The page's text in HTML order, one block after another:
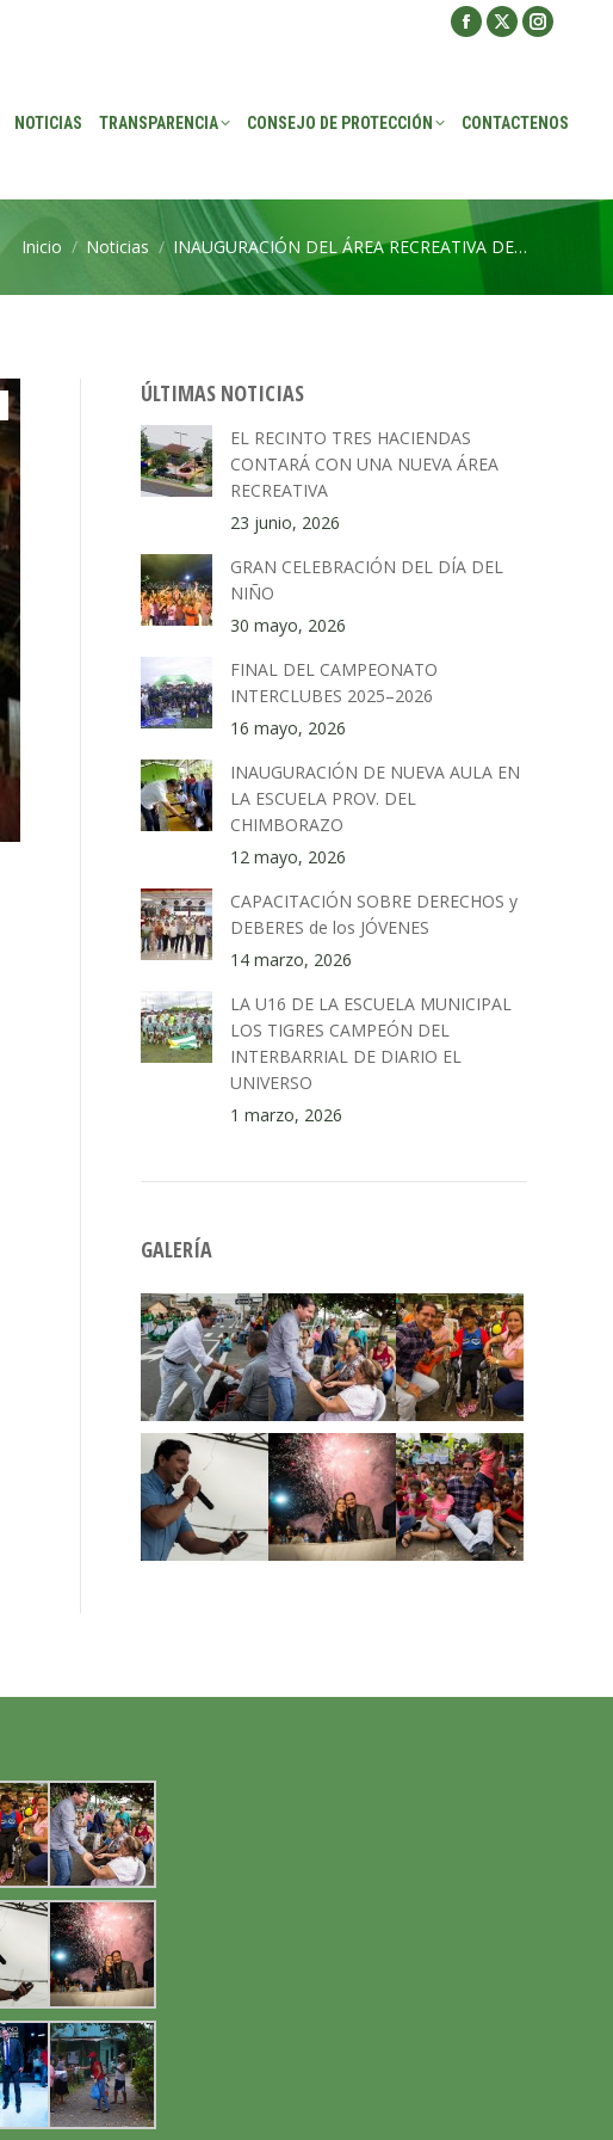
Facebook
in
X
in
in
NOTICIAS TRANSPARENCIA CONSEJO DE PROTECCIÓN CONTACTENOS
Estás aquí:
Inicio Noticias INAUGURACIÓN DEL ÁREA RECREATIVA DE…
ÚLTIMAS NOTICIAS
EL RECINTO TRES HACIENDAS
CONTARÁ CON UNA NUEVA ÁREA
RECREATIVA
23 junio, 2026
GRAN CELEBRACIÓN DEL DÍA DEL
NIÑO
30 mayo, 2026
FINAL DEL CAMPEONATO
INTERCLUBES 2025–2026
16 mayo, 2026
INAUGURACIÓN DE NUEVA AULA EN
LA ESCUELA PROV. DEL
CHIMBORAZO
12 mayo, 2026
CAPACITACIÓN SOBRE DERECHOS y
DEBERES de los JÓVENES
14 marzo, 2026
LA U16 DE LA ESCUELA MUNICIPAL
LOS TIGRES CAMPEÓN DEL
INTERBARRIAL DE DIARIO EL
UNIVERSO
1 marzo, 2026
GALERÍA